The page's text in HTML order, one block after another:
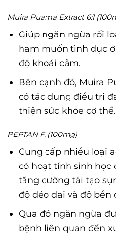
Muira Puama Extract 6:1
Giúp ngăn ngừa rối
ham muốn tình dục
độ khoái cảm.
Bên cạnh đó, Muira
có tác dụng điều trị
thiện sức khỏe cơ thể.
PEPTAN F. (100mg)
Cung cấp nhiều loại
có hoạt tính sinh học
tăng cường tái tạo
độ dẻo dai và độ bền
Qua đó ngăn ngừa
bệnh liên quan đến